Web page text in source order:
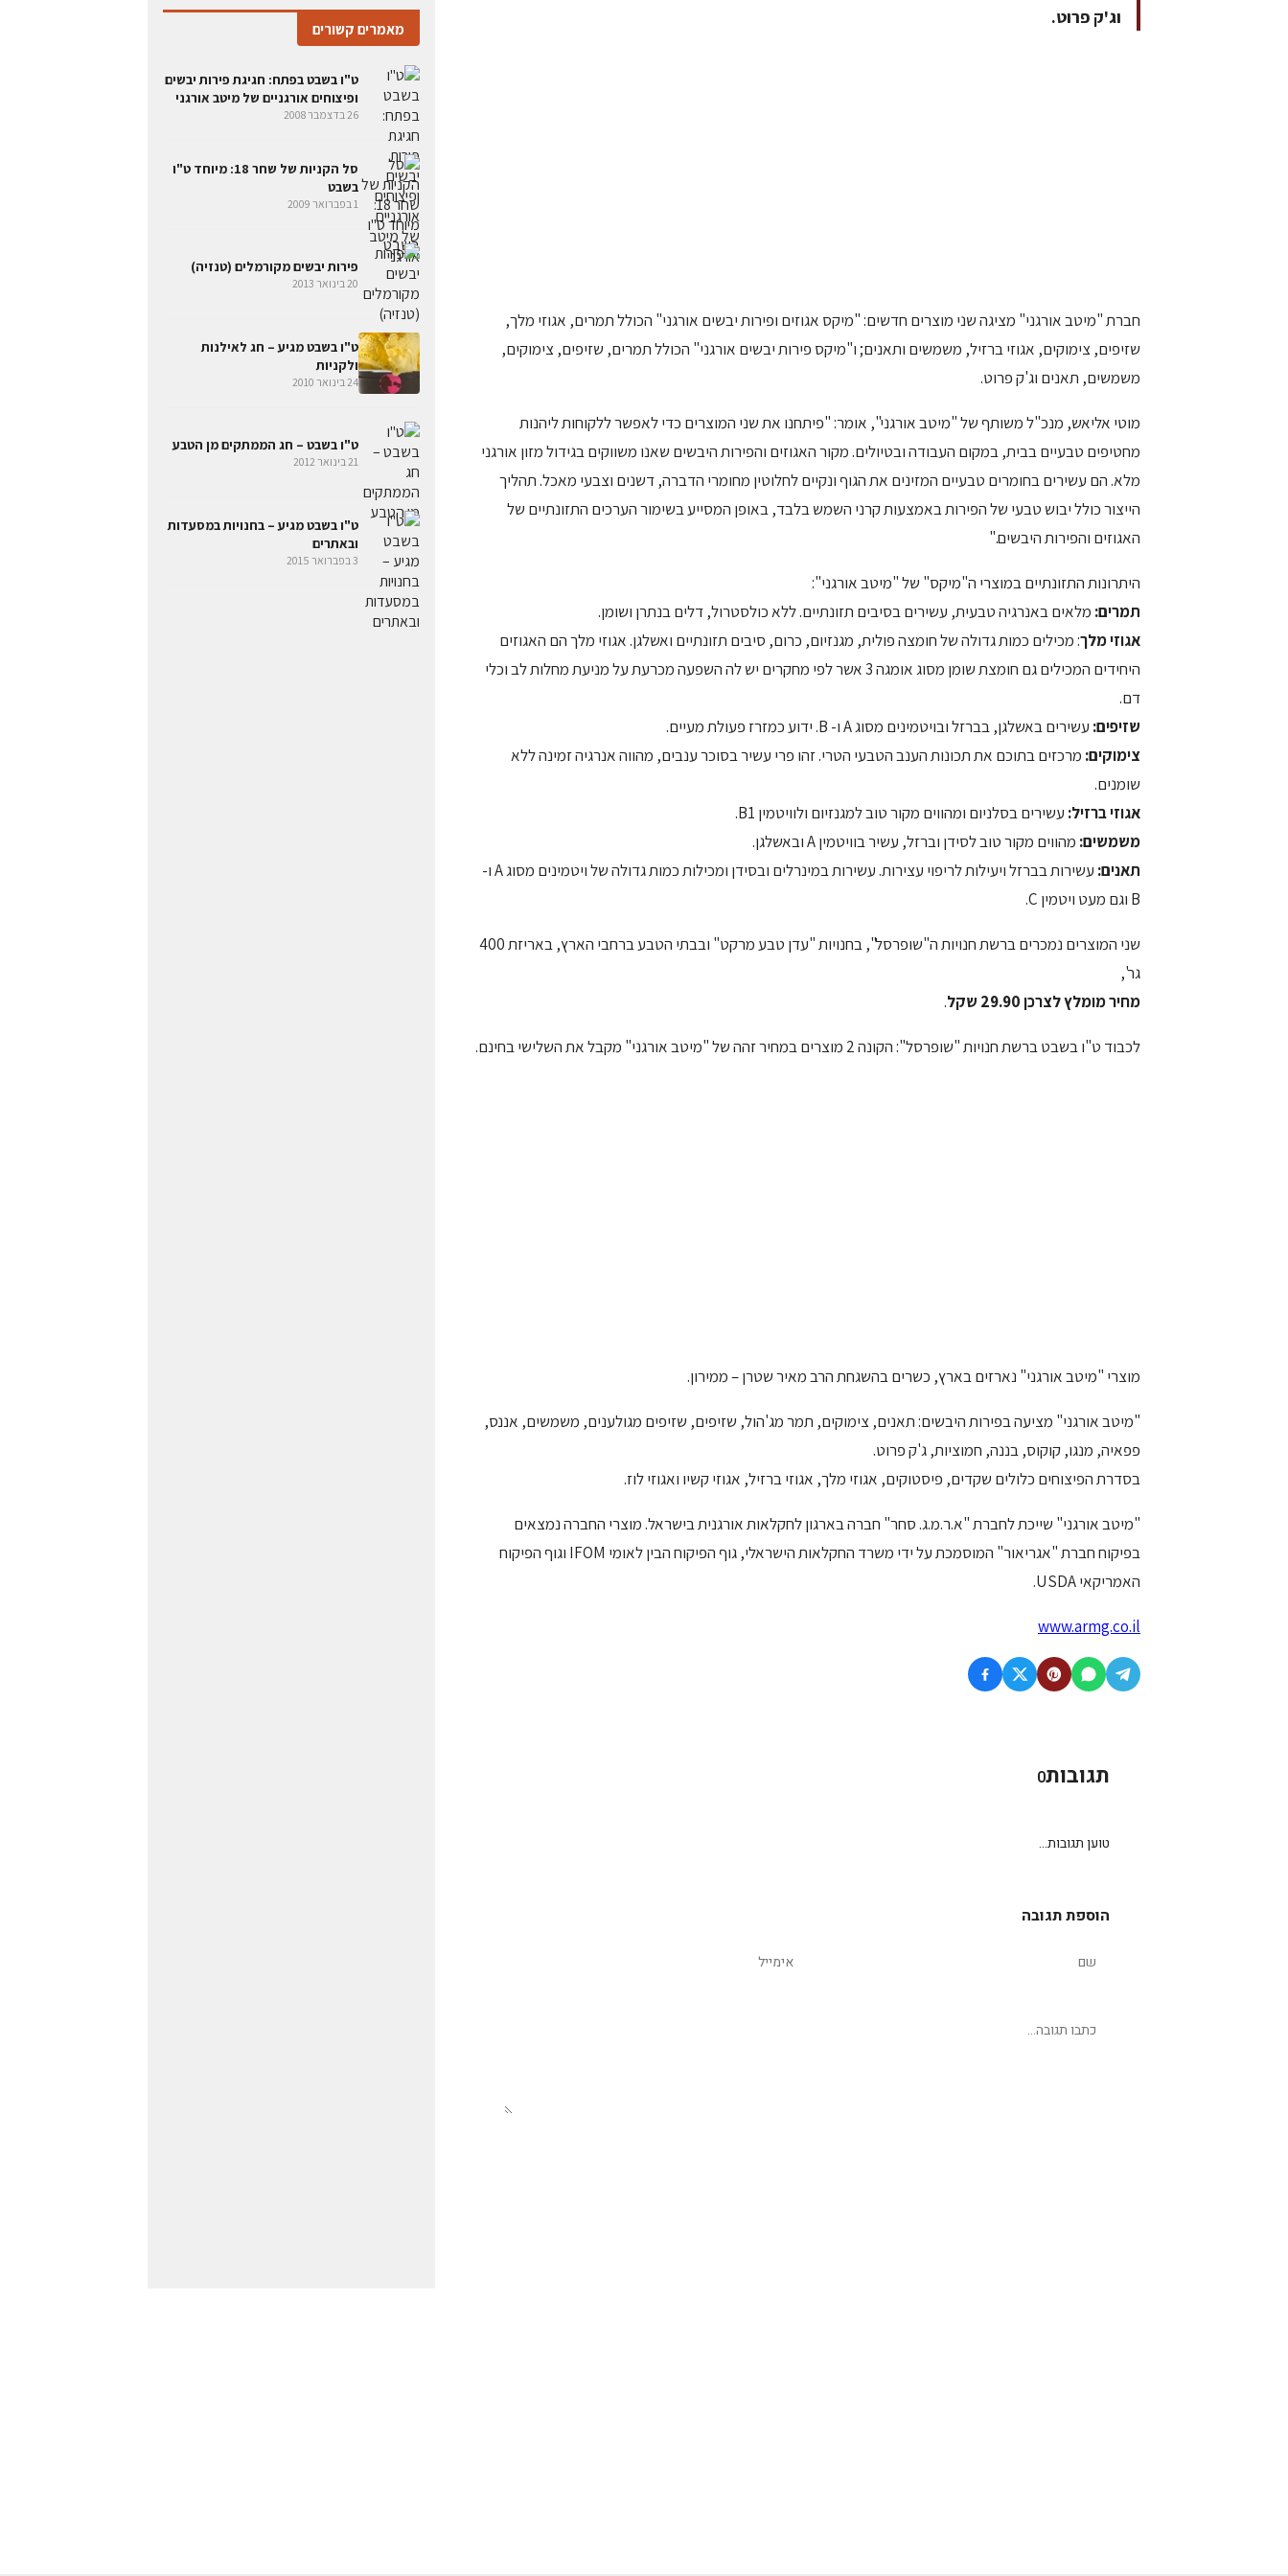
וג'ק פרוט.
חברת "מיטב אורגני" מציגה שני מוצרים חדשים: "מיקס אגוזים ופירות יבשים אורגני" הכולל תמרים, אגוזי מלך,
שזיפים, צימוקים, אגוזי ברזיל, משמשים ותאנים; ו"מיקס פירות יבשים אורגני" הכולל תמרים, שזיפים, צימוקים,
משמשים, תאנים וג'ק פרוט.
מוטי אליאש, מנכ"ל משותף של "מיטב אורגני", אומר: "פיתחנו את שני המוצרים כדי לאפשר ללקוחות ליהנות
מחטיפים טבעיים בבית, במקום העבודה ובטיולים. מקור האגוזים והפירות היבשים שאנו משווקים בגידול מזון אורגני
מלא. הם עשירים בחומרים טבעיים המזינים את הגוף ונקיים לחלוטין מחומרי הדברה, דשנים וצבעי מאכל. תהליך
הייצור כולל יבוש טבעי של הפירות באמצעות קרני השמש בלבד, באופן המסייע בשימור הערכים התזונתיים של
האגוזים והפירות היבשים."
היתרונות התזונתיים במוצרי ה"מיקס" של "מיטב אורגני":
תמרים: מלאים באנרגיה טבעית, עשירים בסיבים תזונתיים. ללא כולסטרול, דלים בנתרן ושומן.
אגוזי מלך: מכילים כמות גדולה של חומצה פולית, מגנזיום, כרום, סיבים תזונתיים ואשלגן. אגוזי מלך הם האגוזים
היחידים המכילים גם חומצת שומן מסוג אומגה 3 אשר לפי מחקרים יש לה השפעה מכרעת על מניעת מחלות לב וכלי
דם.
שזיפים: עשירים באשלגן, בברזל ובויטמינים מסוג A ו- B. ידוע כמזרז פעולת מעיים.
צימוקים: מרכזים בתוכם את תכונות הענב הטבעי הטרי. זהו פרי עשיר בסוכר ענבים, מהווה אנרגיה זמינה ללא
שומנים.
אגוזי ברזיל: עשירים בסלניום ומהווים מקור טוב למגנזיום ולוויטמין B1.
משמשים: מהווים מקור טוב לסידן וברזל, עשיר בוויטמין A ובאשלגן.
תאנים:
עשירות בברזל ויעילות לריפוי עצירות. עשירות במינרלים ובסידן ומכילות כמות גדולה של ויטמינים מסוג A ו-
B וגם מעט ויטמין C.
שני המוצרים נמכרים ברשת חנויות ה"שופרסל", בחנויות "עדן טבע מרקט" ובבתי הטבע ברחבי הארץ, באריזת 400
גר',
מחיר מומלץ לצרכן 29.90 שקל
.
לכבוד ט"ו בשבט ברשת חנויות "שופרסל": הקונה 2 מוצרים במחיר זהה של "מיטב אורגני" מקבל את השלישי בחינם.
מוצרי "מיטב אורגני" נארזים בארץ, כשרים בהשגחת הרב מאיר שטרן – ממירון.
"מיטב אורגני" מציעה בפירות היבשים: תאנים, צימוקים, תמר מג'הול, שזיפים, שזיפים מגולענים, משמשים, אננס,
פפאיה, מנגו, קוקוס, בננה, חמוציות, ג'ק פרוט.
בסדרת הפיצוחים כלולים שקדים, פיסטוקים, אגוזי מלך, אגוזי ברזיל, אגוזי קשיו ואגוזי לוז.
"מיטב אורגני" שייכת לחברת "א.ר.מ.ג. סחר" חברה בארגון לחקלאות אורגנית בישראל. מוצרי החברה נמצאים
בפיקוח חברת "אגריאור" המוסמכת על ידי משרד החקלאות הישראלי, גוף הפיקוח הבין לאומי IFOM וגוף הפיקוח
האמריקאי USDA.
www.armg.co.il
תגובות0
טוען תגובות...
הוספת תגובה
מאמרים קשורים
ט"ו בשבט בפתח: חגיגת פירות יבשים
ופיצוחים אורגניים של מיטב אורגני
26 בדצמבר 2008
סל הקניות של שחר 18: מיוחד ט"ו
בשבט
1 בפברואר 2009
פירות יבשים מקורמלים (טנזיה)
20 בינואר 2013
ט"ו בשבט מגיע – חג לאילנות
ולקניות
24 בינואר 2010
ט"ו בשבט – חג הממתקים מן הטבע
21 בינואר 2012
ט"ו בשבט מגיע – בחנויות במסעדות
ובאתרים
3 בפברואר 2015